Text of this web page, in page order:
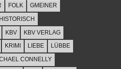
FOLK
GMEINER
HISTORISCH
KBV
KBV VERLAG
KRIMI LIEBE
LÜBBE
CONNELLY